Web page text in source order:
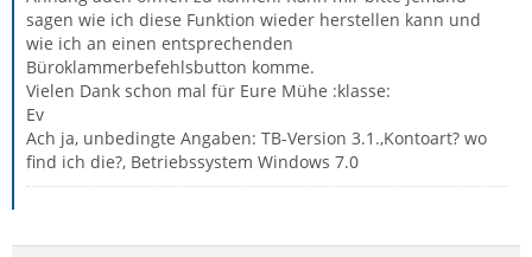
sagen wie ich diese Funktion wieder herstellen kann und
wie ich an einen entsprechenden
Büroklammerbefehlsbutton komme.
Vielen Dank schon mal für Eure Mühe :klasse:
Ev
Ach ja, unbedingte Angaben: TB-Version 3.1.,Kontoart? wo
find ich die?, Betriebssystem Windows 7.0